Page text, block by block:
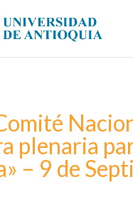
plenaria
– 9 de